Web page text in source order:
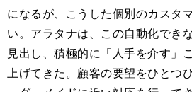
になるが、こうした個別のカスタ
い。アラタナは、この自動化でき
見出し、積極的に「人手を介す」
上げてきた。顧客の要望をひとつ